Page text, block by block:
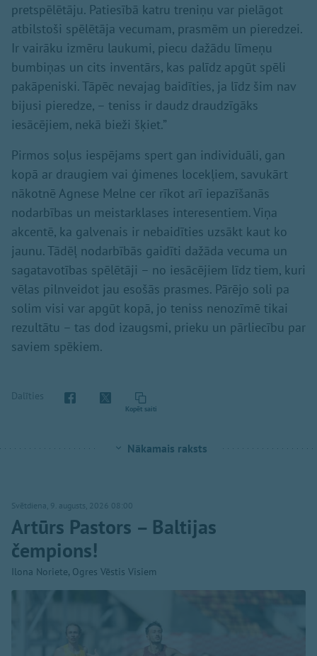
pretspēlētāju. Patiesībā katru treniņu var pielāgot
atbilstoši spēlētāja vecumam, prasmēm un pieredzei.
Ir vairāku izmēru laukumi, piecu dažādu līmeņu
bumbiņas un cits inventārs, kas palīdz apgūt spēli
pakāpeniski. Tāpēc nevajag baidīties, ja līdz šim nav
bijusi pieredze, – teniss ir daudz draudzīgāks
iesācējiem, nekā bieži šķiet.”
Pirmos soļus iespējams spert gan individuāli, gan
kopā ar draugiem vai ģimenes locekļiem, savukārt
nākotnē Agnese Melne cer rīkot arī iepazīšanās
nodarbības un meistarklases interesentiem. Viņa
akcentē, ka galvenais ir nebaidīties uzsākt kaut ko
jaunu. Tādēļ nodarbībās gaidīti dažāda vecuma un
sagatavotības spēlētāji – no iesācējiem līdz tiem, kuri
vēlas pilnveidot jau esošās prasmes. Pārējo soli pa
solim visi var apgūt kopā, jo teniss nenozīmē tikai
rezultātu – tas dod izaugsmi, prieku un pārliecību par
saviem spēkiem.
Dalīties
Kopēt saiti
Nākamais raksts
Svētdiena, 9. augusts, 2026 08:00
Artūrs Pastors – Baltijas
čempions!
Ilona Noriete, Ogres Vēstis Visiem